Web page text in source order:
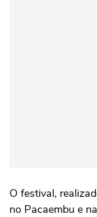
O festival,
no Pacaembu e